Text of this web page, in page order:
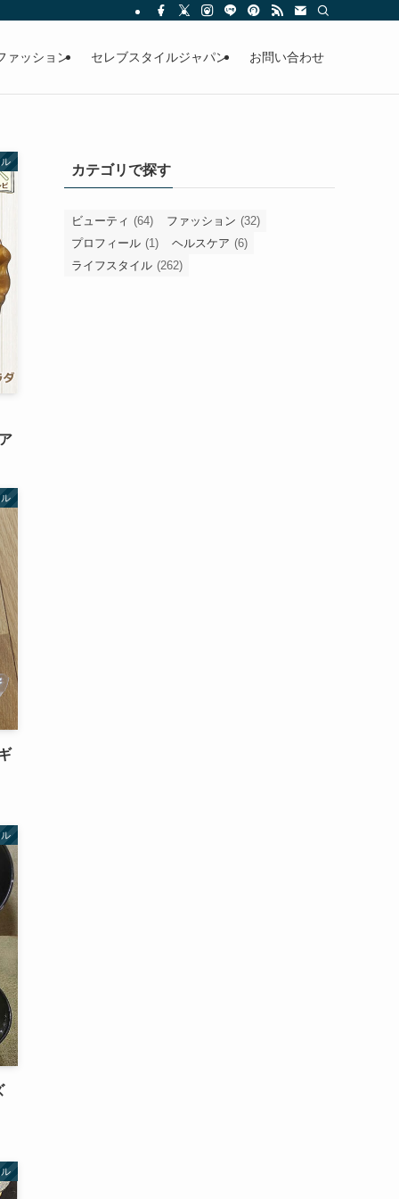
ァッション セレブスタイルジャパン お問い合わせ
カテゴリで探す
ビューティ (64) ファッション (32)
プロフィール (1) ヘルスケア (6)
ライフスタイル (262)